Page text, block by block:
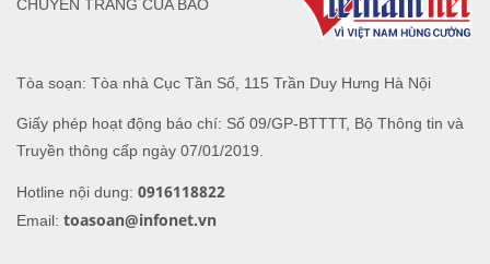
Tòa soạn: Tòa nhà Cục Tần Số, 115 Trần Duy Hưng Hà Nội
Giấy phép hoạt động báo chí: Số 09/GP-BTTTT, Bộ Thông tin và
Truyền thông cấp ngày 07/01/2019.
Hotline nội dung: 0916118822
Email: toasoan@infonet.vn
CHUYÊN TRANG CỦA BÁO